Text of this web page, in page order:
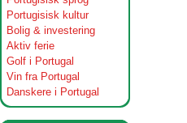
Portugisisk kultur
Bolig & investering
Aktiv ferie
Golf i Portugal
Vin fra Portugal
Danskere i Portugal